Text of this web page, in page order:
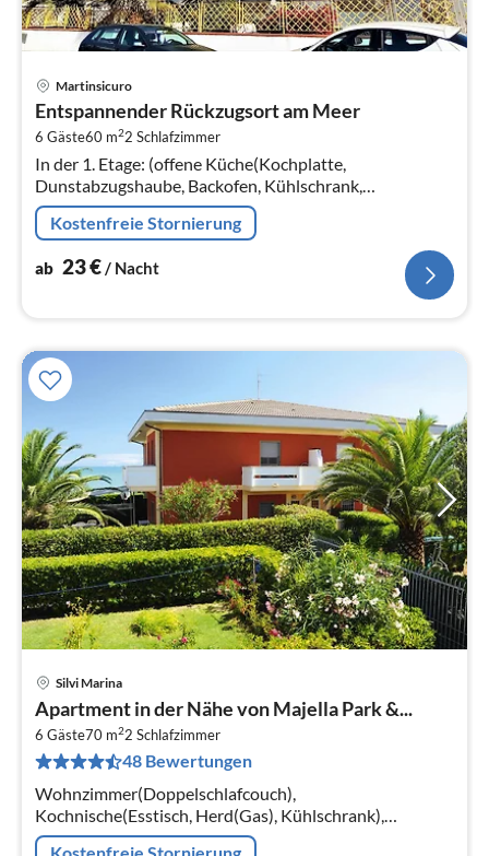
Martinsicuro
Entspannender Rückzugsort am Meer
6 Gäste60 m22 Schlafzimmer
In der 1. Etage: (offene Küche(Kochplatte,
Dunstabzugshaube, Backofen, Kühlschrank,
Waschbecken), Wohn/Esszimmer(Doppelschlafcouch,
Esstisch), Schlafzimmer(Doppelbett)
Kostenfreie Stornierung
ab 23€/ Nacht
Silvi Marina
Apartment in der Nähe von Majella Park &...
6 Gäste70 m22 Schlafzimmer
48 Bewertungen
Wohnzimmer(Doppelschlafcouch),
Kochnische(Esstisch, Herd(Gas), Kühlschrank),
Schlafzimmer(Doppelbett, Etagenbett oder 2
Kostenfreie Stornierung